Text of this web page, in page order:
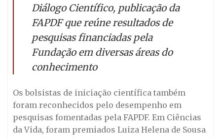
Diálogo Científico, publicação da
FAPDF que reúne resultados de
pesquisas financiadas pela
Fundação em diversas áreas do
conhecimento
Os bolsistas de iniciação científica também
foram reconhecidos pelo desempenho em
pesquisas fomentadas pela FAPDF. Em Ciências
da Vida, foram premiados Luiza Helena de Sousa